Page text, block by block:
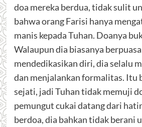
doa mereka berdua, tidak sulit
bahwa orang Farisi hanya
manis kepada Tuhan. Doanya
Walaupun dia biasanya
mendedikasikan diri, dia selalu
dan menjalankan formalitas. Itu
sejati, jadi Tuhan tidak memuji
pemungut cukai datang dari
berdoa, dia bahkan tidak berani